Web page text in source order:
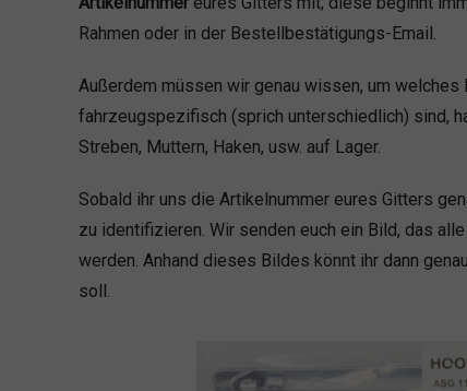
Rahmen oder in der Bestellbestätigungs-Email.
Außerdem müssen wir genau wissen, um
fahrzeugspezifisch (sprich unterschiedlich) sind,
Streben, Muttern, Haken, usw. auf Lager.
Sobald ihr uns die Artikelnummer eures Gitters
zu identifizieren. Wir senden euch ein Bild, das
werden. Anhand dieses Bildes könnt ihr dann
soll.